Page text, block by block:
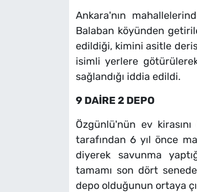
Ankara'nın
Balaban köyünden
edildiği, kimini asitle
isimli yerlere
sağlandığı iddia edildi.
9 DAİRE 2 DEPO
Özgünlü'nün ev
tarafından 6 yıl önce
diyerek savunma
tamamı son dört
depo olduğunun ortaya